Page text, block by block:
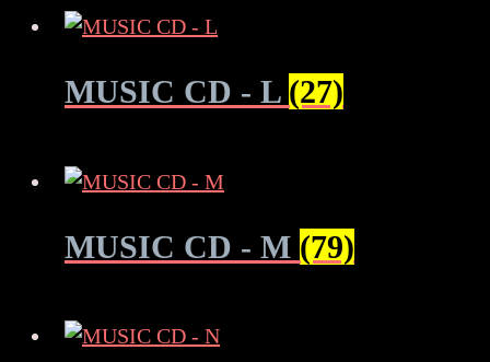
MUSIC CD - L (27)
MUSIC CD - M (79)